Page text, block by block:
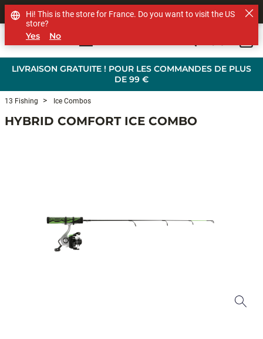
LIVRAISON GRATUITE ! POUR LES COMMANDES DE PLUS
DE 99 €
SHOP OTHER BRANDS
13 Fishing Ice Combos
HYBRID COMFORT ICE COMBO
Hi! This is the store for France. Do you want to visit the US
store?
Yes No